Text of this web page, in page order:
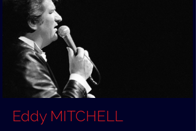
Eddy MITCHELL